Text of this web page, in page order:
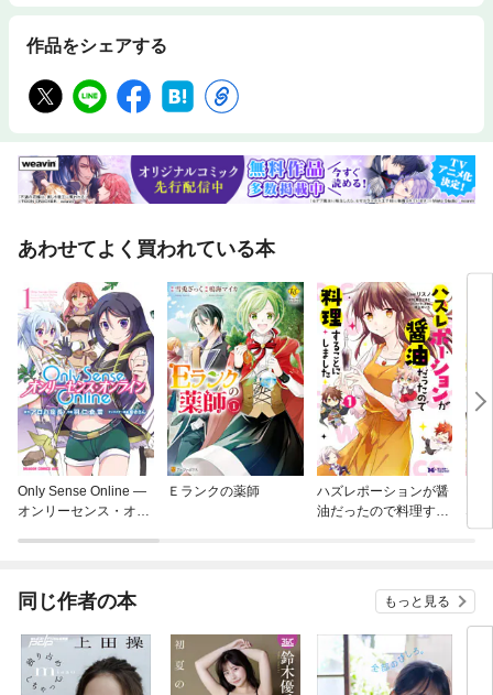
作品をシェアする
あわせてよく買われている本
Only Sense Online —
オンリーセンス・オン
Ｅランクの薬師
ハズレポーションが醤
油だったので料理する
な
～
同じ作者の本 もっと見る